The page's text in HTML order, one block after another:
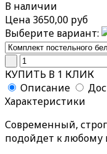
В наличии
Цена 3650,00 руб
Выберите вариант:
КУПИТЬ В 1 КЛИК
Описание
Характеристики
Современный,
подойдет к любому